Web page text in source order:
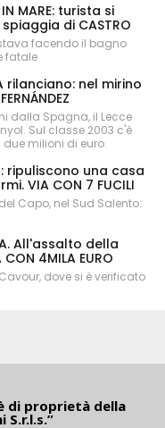
MARE: turista si
di CASTRO
facendo il bagno
fatale
rilanciano: nel mirino
dalla Spagna, il Lecce
Sul classe 2003 c'è
milioni di euro.
ripuliscono una casa
VIA CON 7 FUCILI
Capo, nel Sud Salento:
All'assalto della
4MILA EURO
dove si è verificato
di proprietà della
S.r.l.s.”